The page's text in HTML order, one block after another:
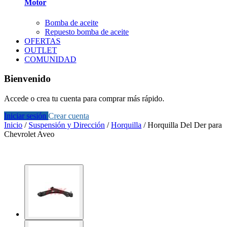
Motor
Bomba de aceite
Repuesto bomba de aceite
OFERTAS
OUTLET
COMUNIDAD
Bienvenido
Accede o crea tu cuenta para comprar más rápido.
Iniciar sesión Crear cuenta
Inicio / Suspensión y Dirección /Horquilla /Horquilla Del Der para
Chevrolet Aveo